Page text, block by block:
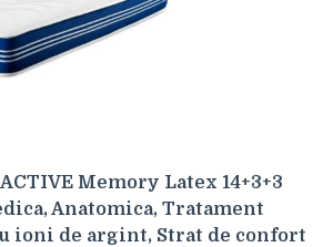
Memory Latex 14+3+3
Anatomica, Tratament
ioni de argint, Strat de confort